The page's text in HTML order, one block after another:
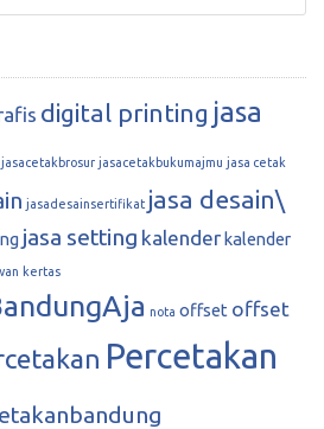
digital printing jasa
jasacetakbrosur jasacetakbukumajmu jasa cetak
jasadesainsertifikat jasa desain\
jasa setting kalender kalender
kertas
nota offset offset
Percetakan